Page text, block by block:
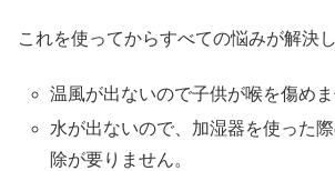
これを使ってからすべての悩みが解決し
温風が出ないので子供が喉を傷めま
水が出ないので、加湿器を使った
除が要りません。